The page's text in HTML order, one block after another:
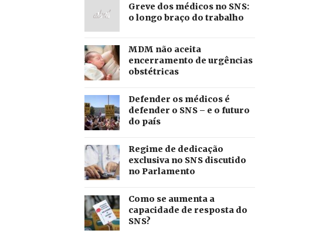
Greve dos médicos no SNS:
o longo braço do trabalho
MDM não aceita
encerramento de urgências
obstétricas
Defender os médicos é
defender o SNS – e o futuro
do país
Regime de dedicação
exclusiva no SNS discutido
no Parlamento
Como se aumenta a
capacidade de resposta do
SNS?